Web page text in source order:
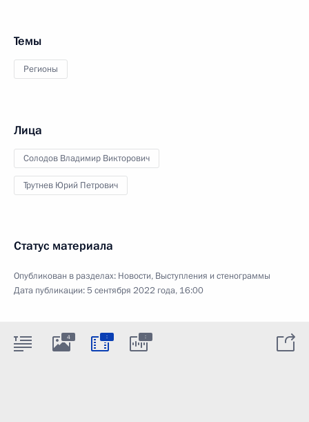
Темы
Регионы
Лица
Солодов Владимир Викторович
Трутнев Юрий Петрович
Статус материала
Опубликован в разделах: Новости, Выступления и стенограммы
Дата публикации:5 сентября 2022 года, 16:00
4 : :